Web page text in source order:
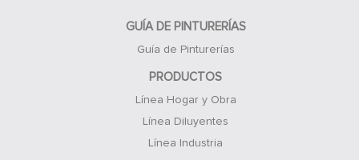
GUÍA DE PINTURERÍAS
Guía de Pinturerías
PRODUCTOS
Línea Hogar y Obra
Línea Diluyentes
Línea Industria